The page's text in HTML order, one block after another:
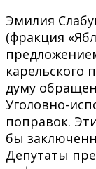
Эмилия
(фракция
карельского
думу
Уголовно-
поправок.
бы
Депутаты